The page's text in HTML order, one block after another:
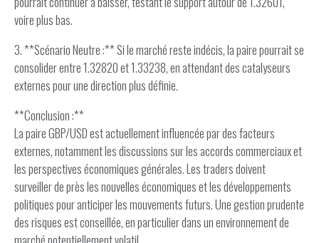
voire plus bas.
3. **Scénario Neutre :** Si le marché reste indécis, la paire pourrait se
consolider entre 1.32820 et 1.33238, en attendant des catalyseurs
externes pour une direction plus définie.
**Conclusion :**
La paire GBP/USD est actuellement influencée par des facteurs
externes, notamment les discussions sur les accords commerciaux et
les perspectives économiques générales. Les traders doivent
surveiller de près les nouvelles économiques et les développements
politiques pour anticiper les mouvements futurs. Une gestion prudente
des risques est conseillée, en particulier dans un environnement de